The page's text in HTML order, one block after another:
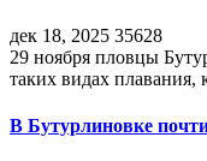
дек 18, 2025 35628
29 ноября пловцы
таких видах
В Бутурлиновке